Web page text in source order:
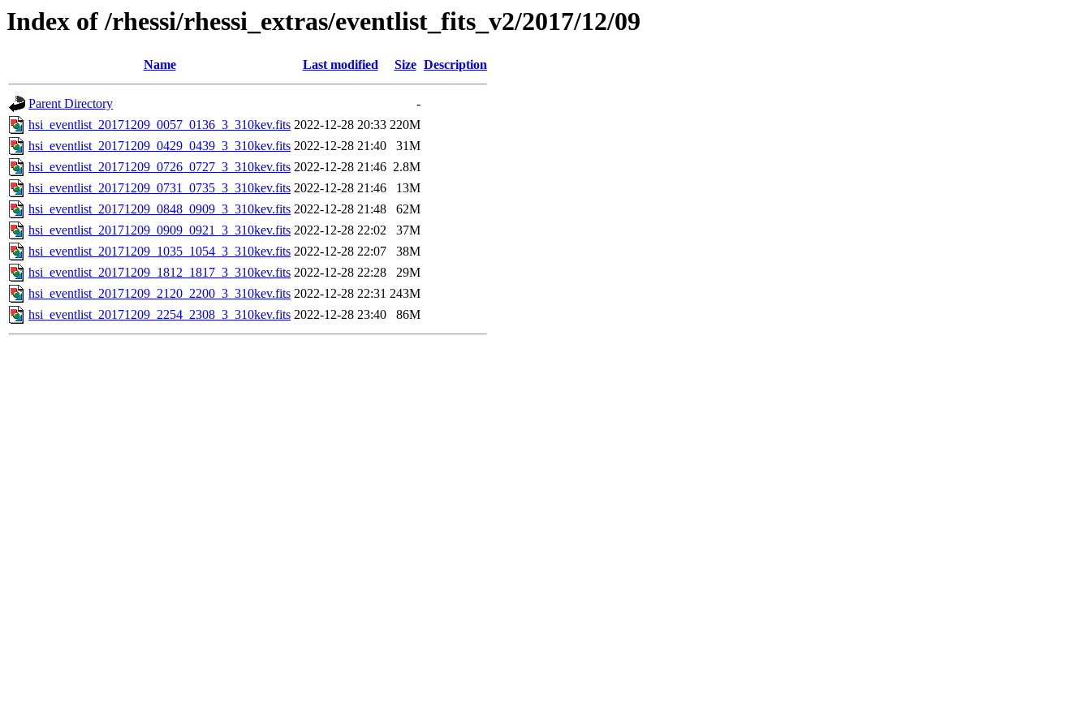
Index of /rhessi/rhessi_extras/eventlist_fits_v2/2017/12/09
Name Last modified Size Description
Parent Directory
-
hsi_eventlist_20171209_0057_0136_3_310kev.fits 2022-12-28 20:33 220M
hsi_eventlist_20171209_0429_0439_3_310kev.fits 2022-12-28 21:40
31M
hsi_eventlist_20171209_0726_0727_3_310kev.fits 2022-12-28 21:46 2.8M
hsi_eventlist_20171209_0731_0735_3_310kev.fits 2022-12-28 21:46
13M
hsi_eventlist_20171209_0848_0909_3_310kev.fits 2022-12-28 21:48
62M
hsi_eventlist_20171209_0909_0921_3_310kev.fits 2022-12-28 22:02
37M
hsi_eventlist_20171209_1035_1054_3_310kev.fits 2022-12-28 22:07
38M
hsi_eventlist_20171209_1812_1817_3_310kev.fits 2022-12-28 22:28
29M
hsi_eventlist_20171209_2120_2200_3_310kev.fits 2022-12-28 22:31 243M
hsi_eventlist_20171209_2254_2308_3_310kev.fits 2022-12-28 23:40 86M